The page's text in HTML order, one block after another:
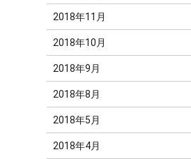
2018年11月
2018年10月
2018年9月
2018年8月
2018年5月
2018年4月